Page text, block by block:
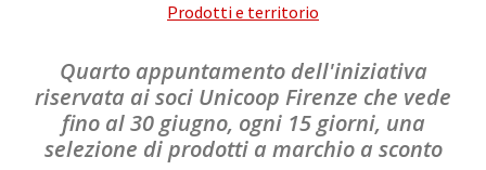
Prodotti e territorio
Quarto appuntamento dell'iniziativa
riservata ai soci Unicoop Firenze che vede
fino al 30 giugno, ogni 15 giorni, una
selezione di prodotti a marchio a sconto